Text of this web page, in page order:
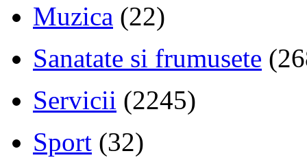
Muzica (22)
Sanatate si frumusete
Servicii (2245)
Sport (32)